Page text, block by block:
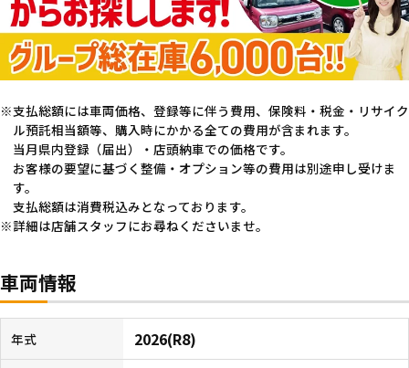
支払総額には車両価格、登録等に伴う費用、保険料・税金・リサイク
ル預託相当額等、購入時にかかる全ての費用が含まれます。
当月県内登録（届出）・店頭納車での価格です。
お客様の要望に基づく整備・オプション等の費用は別途申し受けま
す。
支払総額は消費税込みとなっております。
詳細は店舗スタッフにお尋ねくださいませ。
車両情報
年式 2026(R8)